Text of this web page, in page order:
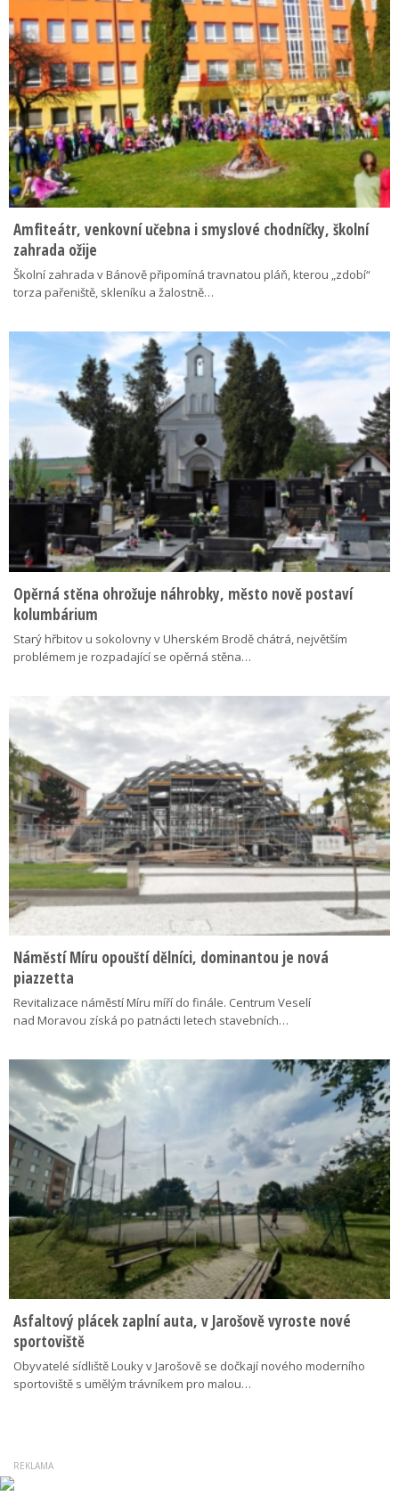
Amfiteátr, venkovní učebna i smyslové chodníčky, školní
zahrada ožije
Školní zahrada v Bánově připomíná travnatou pláň, kterou „zdobí“
torza pařeniště, skleníku a žalostně…
Opěrná stěna ohrožuje náhrobky, město nově postaví
kolumbárium
Starý hřbitov u sokolovny v Uherském Brodě chátrá, největším
problémem je rozpadající se opěrná stěna…
Náměstí Míru opouští dělníci, dominantou je nová
piazzetta
Revitalizace náměstí Míru míří do finále. Centrum Veselí
nad Moravou získá po patnácti letech stavebních…
Asfaltový plácek zaplní auta, v Jarošově vyroste nové
sportoviště
Obyvatelé sídliště Louky v Jarošově se dočkají nového moderního
sportoviště s umělým trávníkem pro malou…